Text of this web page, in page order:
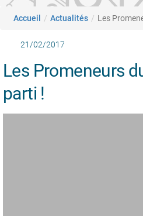
Fil d'Ariane
Accueil Actualités Les
21/02/2017
Les Promeneurs
parti !